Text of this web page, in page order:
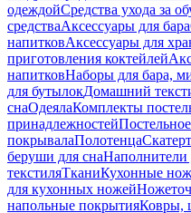
одеждойСредства ухода за
средстваАксессуары для бара
напитковАксессуары для
приготовления коктейлей
напитковНаборы для бара,
для бутылокДомашний
снаОдеялаКомплекты
принадлежностей
покрывалаПолотенца
беруши для снаНаполнители
текстиляТканиКухонные
для кухонных ножей
напольные покрытияКовры,